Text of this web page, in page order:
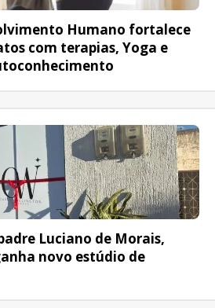
Humano fortalece
com terapias, Yoga e
Luciano de Morais,
novo estúdio de